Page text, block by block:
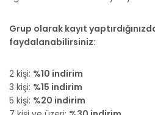
Grup olarak kayıt
faydalanabilirsiniz:
2 kişi: %10 indirim
3 kişi: %15 indirim
5 kişi: %20 indirim